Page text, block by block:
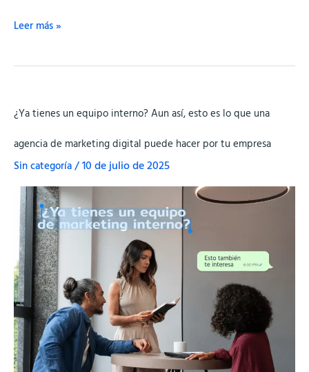
Leer más »
¿Ya tienes un equipo interno? Aun así, esto es lo que una
agencia de marketing digital puede hacer por tu empresa
Sin categoría/10 de julio de 2025
tienes
un
equipo
Aun
así,
esto
es
lo
que
una
agencia
de
marketing